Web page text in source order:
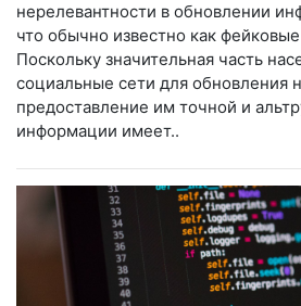
нерелевантности в обновлении
что обычно известно как
Поскольку значительная часть
социальные сети для обновления
предоставление им точной и
информации имеет..